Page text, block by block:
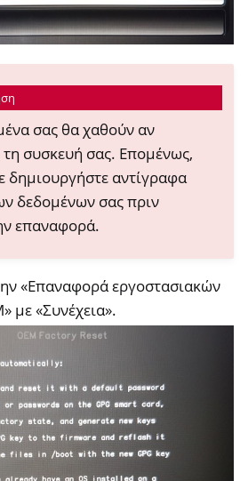
σας θα χαθούν αν
συσκευή σας. Επομένως,
δημιουργήστε αντίγραφα
δεδομένων σας πριν
επαναφορά.
«Επαναφορά εργοστασιακών
με «Συνέχεια».